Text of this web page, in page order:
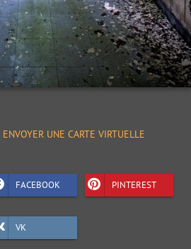
UNE CARTE VIRTUELLE
FACEBOOK PINTEREST
VK